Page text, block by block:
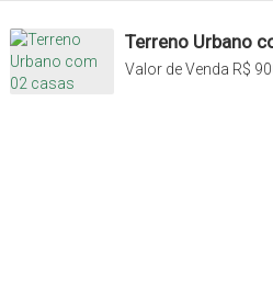
Terreno Urbano
R$
Valor de Venda